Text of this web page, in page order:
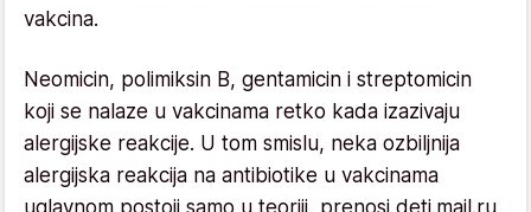
vakcina.
Neomicin, polimiksin B, gentamicin i streptomicin
koji se nalaze u vakcinama retko kada izazivaju
alergijske reakcije. U tom smislu, neka ozbiljnija
alergijska reakcija na antibiotike u vakcinama
uglavnom postoji samo u teoriji, prenosi deti.mail.ru